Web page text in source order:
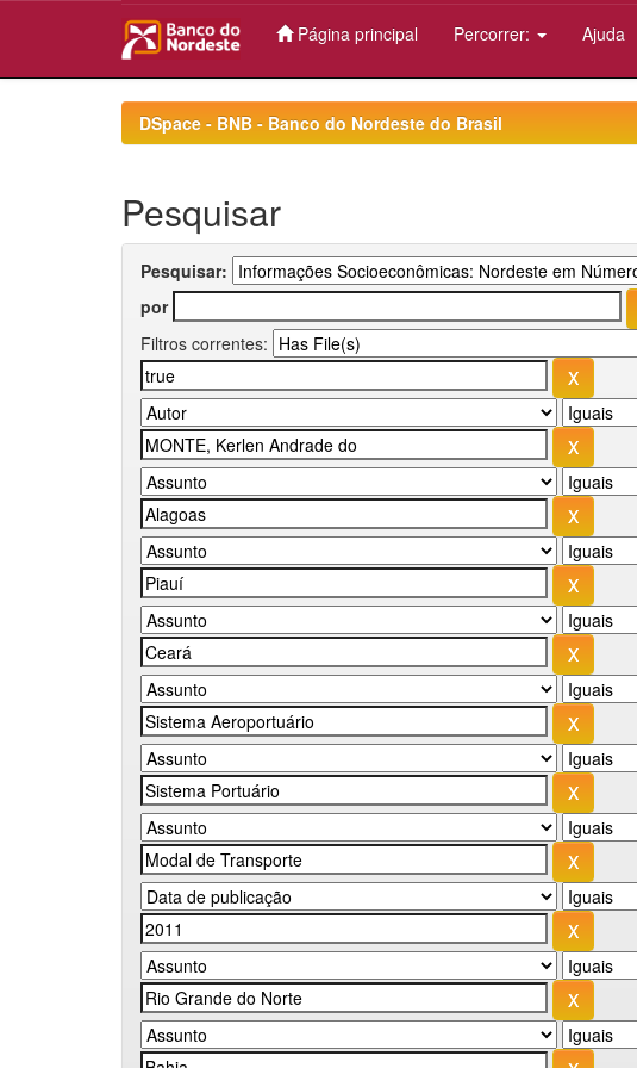
Página principal Percorrer: Ajuda
DSpace - BNB - Banco do Nordeste do Brasil
Pesquisar
Pesquisar:
por
Filtros correntes: